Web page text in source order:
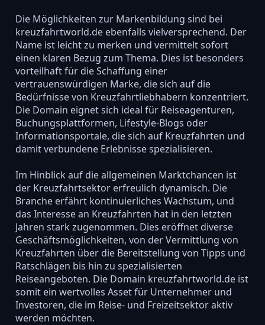
Die Möglichkeiten zur Markenbildung sind bei
kreuzfahrtworld.de ebenfalls vielversprechend. Der
Name ist leicht zu merken und vermittelt sofort
einen klaren Bezug zum Thema. Dies ist besonders
vorteilhaft für die Schaffung einer
vertrauenswürdigen Marke, die sich auf die
Bedürfnisse von Kreuzfahrtliebhabern konzentriert.
Die Domain eignet sich ideal für Reiseagenturen,
Buchungsplattformen, Lifestyle-Blogs oder
Informationsportale, die sich auf Kreuzfahrten und
damit verbundene Erlebnisse spezialisieren.
Im Hinblick auf die allgemeinen Marktchancen ist
der Kreuzfahrtsektor erfreulich dynamisch. Die
Branche erfährt kontinuierliches Wachstum, und
das Interesse an Kreuzfahrten hat in den letzten
Jahren stark zugenommen. Dies eröffnet diverse
Geschäftsmöglichkeiten, von der Vermittlung von
Kreuzfahrten über die Bereitstellung von Tipps und
Ratschlägen bis hin zu spezialisierten
Reiseangeboten. Die Domain kreuzfahrtworld.de ist
somit ein wertvolles Asset für Unternehmer und
Investoren, die im Reise- und Freizeitsektor aktiv
werden möchten.